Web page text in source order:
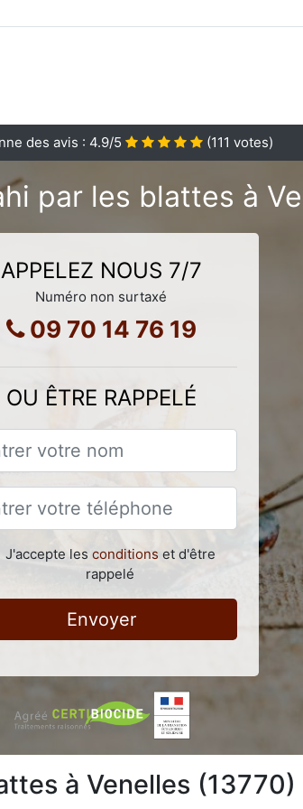
des avis : 4.9/5 (111 votes)
par les blattes à
APPELEZ NOUS 7/7
Numéro non surtaxé
09 70 14 76 19
OU ÊTRE RAPPELÉ
J'accepte les conditions et d'être
rappelé
Envoyer
à Venelles (13770)